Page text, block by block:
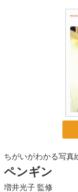
ちがいがわかる写
ペンギン
増井光子 監修